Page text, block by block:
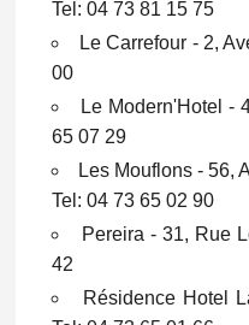
Tel: 04 73 81 15 75
Le Carrefour - 2,
00
Le Modern'Hotel -
65 07 29
Les Mouflons - 56,
Tel: 04 73 65 02 90
Pereira - 31, Rue
42
Résidence Hotel